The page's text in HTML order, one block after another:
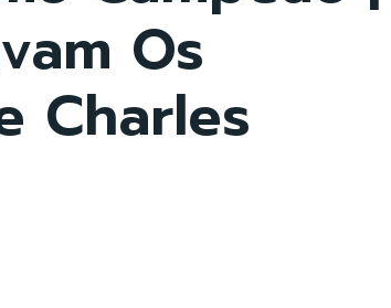
Os
Charles